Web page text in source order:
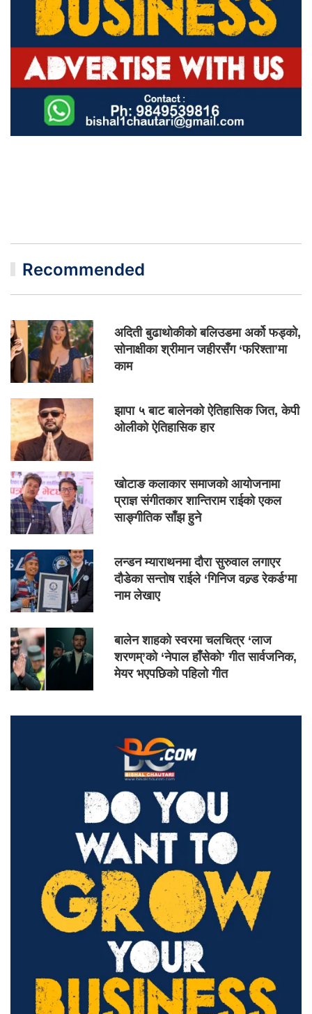
Recommended
अदिती बुढाथोकीको बलिउडमा अर्को फड्को,
सोनाक्षीका श्रीमान जहीरसँग ‘फरिश्ता’मा
काम
झापा ५ बाट बालेनको ऐतिहासिक जित, केपी
ओलीको ऐतिहासिक हार
खोटाङ कलाकार समाजको आयोजनामा
प्राज्ञ संगीतकार शान्तिराम राईको एकल
साङ्गीतिक साँझ हुने
लन्डन म्याराथनमा दौरा सुरुवाल लगाएर
दौडेका सन्तोष राईले ‘गिनिज वल्र्ड रेकर्ड’मा
नाम लेखाए
बालेन शाहको स्वरमा चलचित्र ‘लाज
शरणम्’को ‘नेपाल हाँसेको’ गीत सार्वजनिक,
मेयर भएपछिको पहिलो गीत